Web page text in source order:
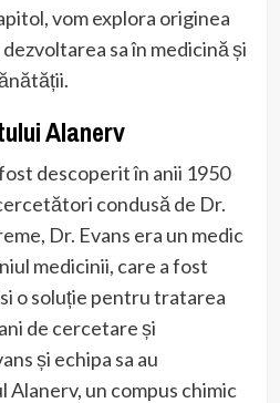
vom explora originea
sa în medicină și
Alanerv
descoperit în anii 1950
condusă de Dr.
Dr. Evans era un medic
medicinii, care a fost
o soluție pentru tratarea
de cercetare și
și echipa sa au
un compus chimic